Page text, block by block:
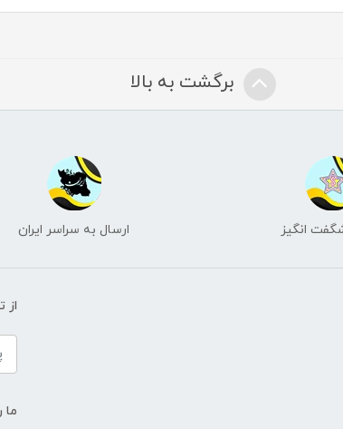
برگشت به بالا
انگیز ارسال به سراسر ایران
از
ما